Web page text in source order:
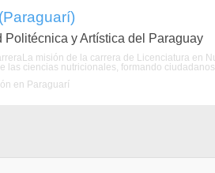
Politécnica y Artística del Paraguay
misión de la carrera de Licenciatura en
las ciencias nutricionales, formando
en Paraguarí